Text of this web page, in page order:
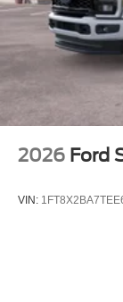
2026 Ford
VIN: